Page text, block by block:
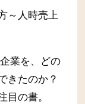
～人時売上
業を、どの
きたのか？
目の書。